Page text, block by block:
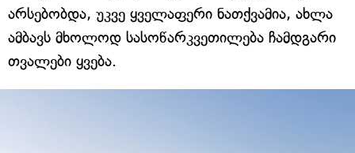
არსებობდა, უკვე ყველაფერი ნათქვამია, ახლა
ამბავს მხოლოდ სასოწარკვეთილება ჩამდგარი
თვალები ყვება.